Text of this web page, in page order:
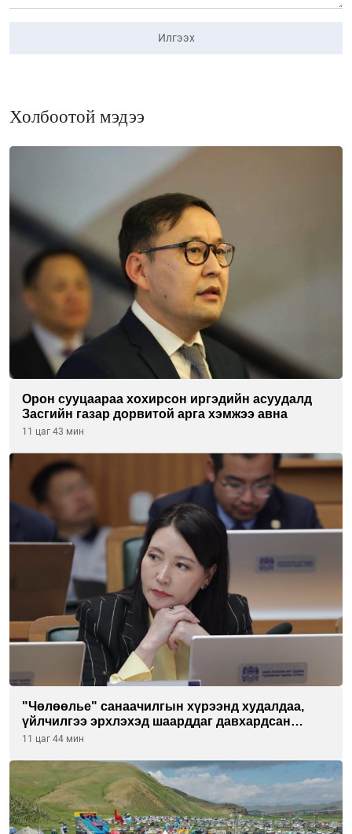
Илгээх
Холбоотой мэдээ
Орон сууцаараа хохирсон иргэдийн асуудалд
Засгийн газар дорвитой арга хэмжээ авна
11 цаг 43 мин
"Чөлөөлье" санаачилгын хүрээнд худалдаа,
үйлчилгээ эрхлэхэд шаарддаг давхардсан
бүртгэлийг хүчингүй болгох тогтоолын төслийг
11 цаг 44 мин